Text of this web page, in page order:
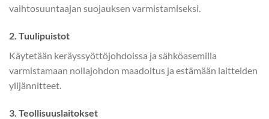
vaihtosuuntaajan suojauksen varmistamiseksi.
2. Tuulipuistot
Käytetään keräyssyöttöjohdoissa ja sähköasemilla
varmistamaan nollajohdon maadoitus ja estämään laitteiden
ylijännitteet.
3. Teollisuuslaitokset